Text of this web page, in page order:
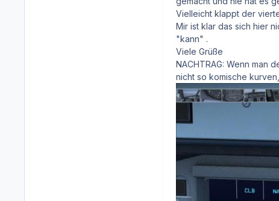
Vielleicht klappt der
Mir ist klar das sich hier
"kann" .
Viele Grüße
NACHTRAG: Wenn man
nicht so komische